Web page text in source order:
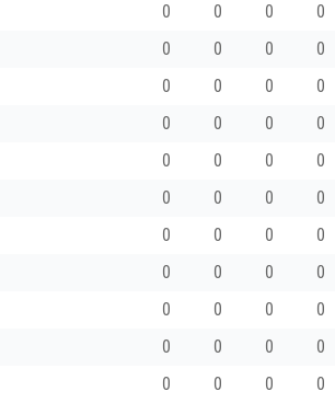
0 0 0 0
0 0 0 0
0 0 0 0
0 0 0 0
0 0 0 0
0 0 0 0
0 0 0 0
0 0 0 0
0 0 0 0
0 0 0 0
0 0 0 0